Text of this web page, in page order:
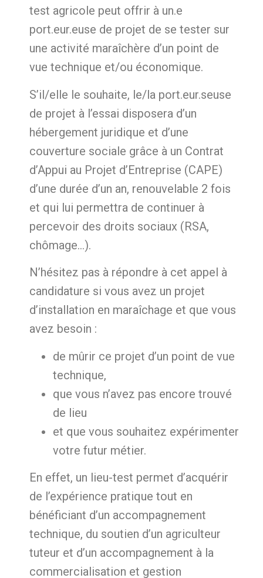
test agricole peut offrir à un.e
port.eur.euse de projet de se tester sur
une activité maraîchère d’un point de
vue technique et/ou économique.
S’il/elle le souhaite, le/la port.eur.seuse
de projet à l’essai disposera d’un
hébergement juridique et d’une
couverture sociale grâce à un Contrat
d’Appui au Projet d’Entreprise (CAPE)
d’une durée d’un an, renouvelable 2 fois
et qui lui permettra de continuer à
percevoir des droits sociaux (RSA,
chômage…).
N’hésitez pas à répondre à cet appel à
candidature si vous avez un projet
d’installation en maraîchage et que vous
avez besoin :
de mûrir ce projet d’un point de vue
technique,
que vous n’avez pas encore trouvé
de lieu
et que vous souhaitez expérimenter
votre futur métier.
En effet, un lieu-test permet d’acquérir
de l’expérience pratique tout en
bénéficiant d’un accompagnement
technique, du soutien d’un agriculteur
tuteur et d’un accompagnement à la
commercialisation et gestion